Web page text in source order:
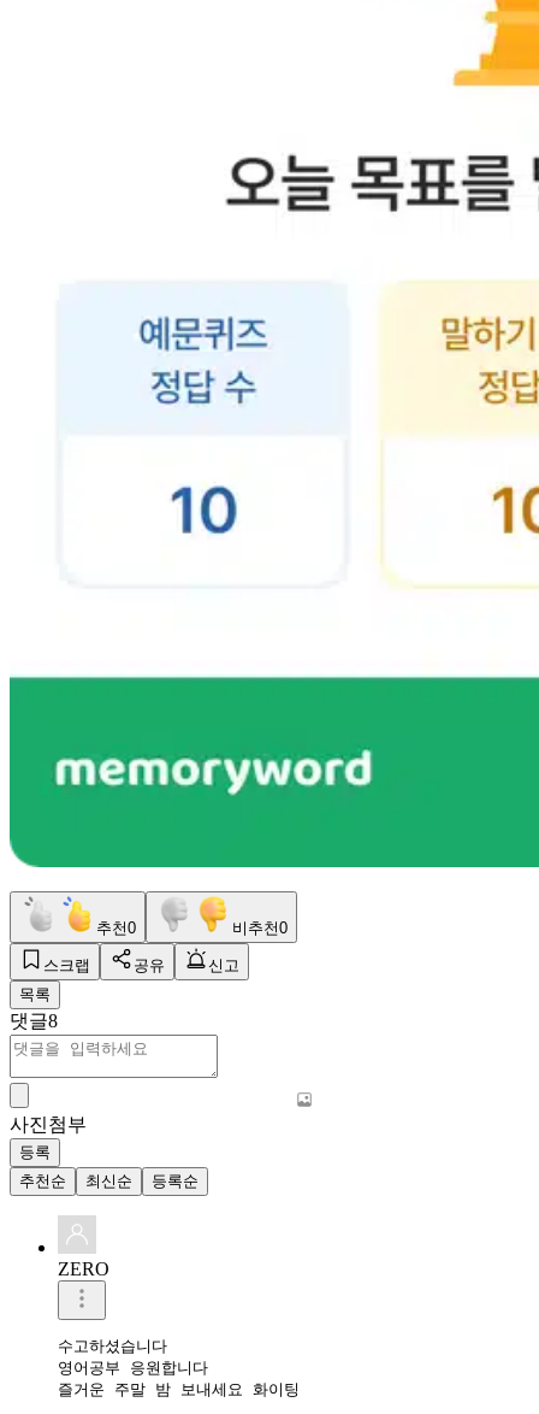
추천0 비추천0
스크랩 공유
신고
목록
댓글8
사진첨부
등록
추천순
최신순 등록순
ZERO
수고하셨습니다
영어공부 응원합니다
즐거운 주말 밤 보내세요 화이팅